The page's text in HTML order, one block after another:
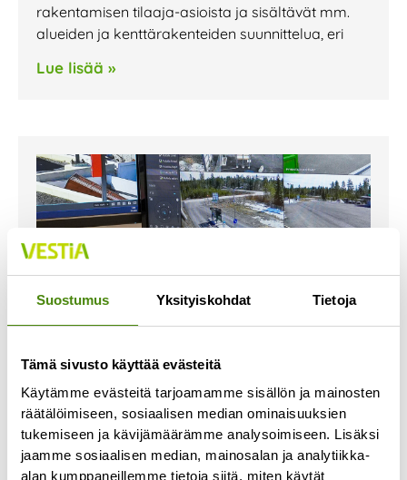
Suostumus Yksityiskohdat Tietoja
Tämä sivusto käyttää evästeitä
Käytämme evästeitä tarjoamamme sisällön ja mainosten
räätälöimiseen, sosiaalisen median ominaisuuksien
tukemiseen ja kävijämäärämme analysoimiseen. Lisäksi
jaamme sosiaalisen median, mainosalan ja analytiikka-
alan kumppaneillemme tietoja siitä, miten käytät
rakentamisen tilaaja-asioista ja sisältävät mm.
alueiden ja kenttärakenteiden suunnittelua, eri
Lue lisää »
REKRY: Valvomo-operaattori
29.11.2024
Haemme nyt työntekijää lajittelupihojen